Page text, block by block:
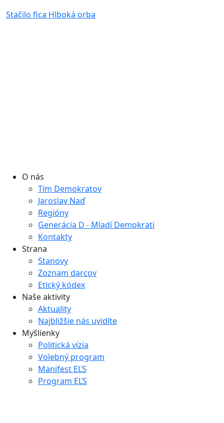
Stačilo fica Hlboká orba
O nás
Tím Demokratov
Jaroslav Naď
Regióny
Generácia D - Mladí Demokrati
Kontakty
Strana
Stanovy
Zoznam darcov
Etický kódex
Naše aktivity
Aktuality
Najbližšie nás uvidíte
Myšlienky
Politická vízia
Volebný program
Manifest EĽS
Program EĽS